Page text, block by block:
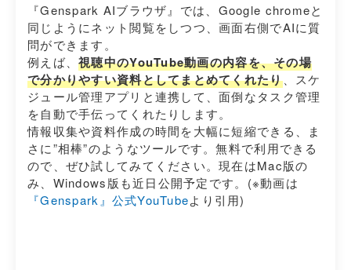
『Genspark AIブラウザ』では、Google chromeと
同じようにネット閲覧をしつつ、画面右側でAIに質
問ができます。
例えば、視聴中のYouTube動画の内容を、その場
で分かりやすい資料としてまとめてくれたり、スケ
ジュール管理アプリと連携して、面倒なタスク管理
を自動で手伝ってくれたりします。
情報収集や資料作成の時間を大幅に短縮できる、ま
さに”相棒”のようなツールです。無料で利用できる
ので、ぜひ試してみてください。現在はMac版の
み、Windows版も近日公開予定です。(※動画は
『Genspark』公式YouTubeより引用)